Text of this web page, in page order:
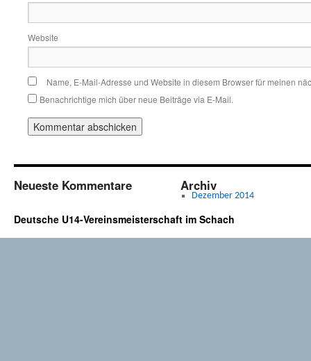
Website
Name, E-Mail-Adresse und Website in diesem Browser für meinen
Benachrichtige mich über neue Beiträge via E-Mail.
Neueste Kommentare Archiv
Dezember 2014
Deutsche U14-Vereinsmeisterschaft im Schach